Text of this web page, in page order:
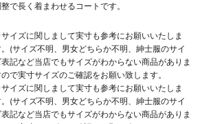
で長く着まわせるコートです。
イズに関しまして実寸も参考にお願いいたしま
(サイズ不明、男女どちらか不明、紳士服のサイ
表記など当店でもサイズがわからない商品がありま
で実寸サイズのご確認をお願い致します。
イズに関しまして実寸も参考にお願いいたしま
(サイズ不明、男女どちらか不明、紳士服のサイ
表記など当店でもサイズがわからない商品がありま